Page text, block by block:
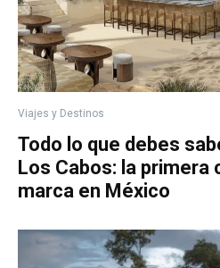
Viajes y Destinos
Todo lo que debes
Los Cabos: la primera
marca en México